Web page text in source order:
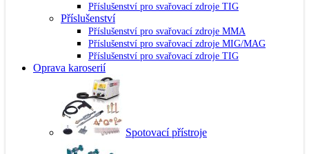
Příslušenství pro svařovací zdroje TIG
Příslušenství
Příslušenství pro svařovací zdroje MMA
Příslušenství pro svařovací zdroje MIG/MAG
Příslušenství pro svařovací zdroje TIG
Oprava karoserií
Spotovací přístroje